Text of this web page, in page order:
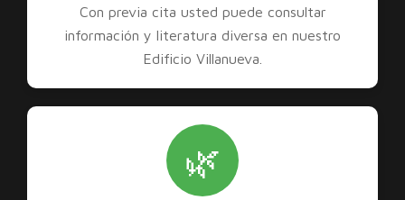
Con previa cita usted puede consultar
información y literatura diversa en nuestro
Edificio Villanueva.
🌿